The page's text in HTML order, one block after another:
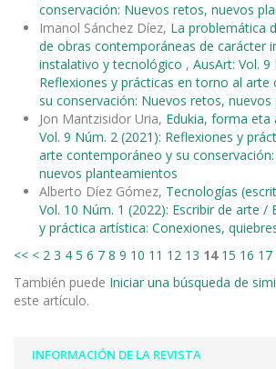
conservación: Nuevos retos, nuevos
Imanol Sánchez Díez, La problemática
de obras contemporáneas de carácter
instalativo y tecnológico , AusArt: Vol. 9
Reflexiones y prácticas en torno al
su conservación: Nuevos retos,
Jon Mantzisidor Uria, Edukia, forma eta
Vol. 9 Núm. 2 (2021): Reflexiones y
arte contemporáneo y su
nuevos planteamientos
Alberto Díez Gómez, Tecnologías
Vol. 10 Núm. 1 (2022): Escribir de arte /
y práctica artística: Conexiones,
<< < 2 3 4 5 6 7 8 9 10 11 12 13 14 15 16 17
También puede Iniciar una búsqueda de
este artículo.
INFORMACIÓN DE LA REVISTA